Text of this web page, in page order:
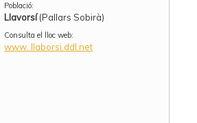
Població:
Llavorsí(Pallars Sobirà)
Consulta el lloc web:
www. llaborsi.ddl.net